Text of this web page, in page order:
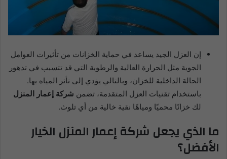
إن العزل الجيد يساعد في حماية الخزانات من تأثيرات العوامل
الجوية مثل الحرارة العالية والرطوبة التي قد تتسبب في تدهور
الحالة الداخلية للخزان، وبالتالي يؤدي إلى تأثر المياه بها.
باستخدام تقنيات العزل المتقدمة، تضمن شركة إعمار المنزل
لك خزانًا محميًا ومياهًا نقية خالية من أي تلوث.
ما الذي يجعل شركة إعمار المنزل الخيار
الأفضل؟